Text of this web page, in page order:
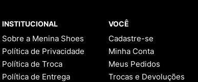
INSTITUCIONAL
Sobre a Menina Shoes
Política de Privacidade
Política de Troca
Política de Entrega
VOCÊ
Cadastre-se
Minha Conta
Meus Pedidos
Trocas e Devoluções